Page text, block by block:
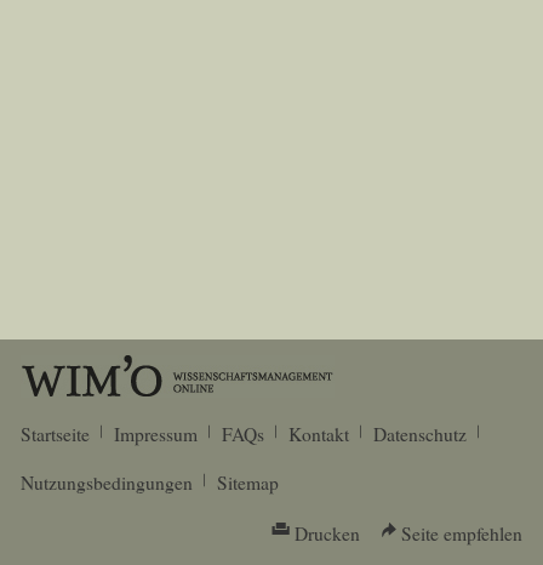
Startseite Impressum FAQs Kontakt
Datenschutz
Nutzungsbedingungen
Sitemap
Drucken Seite empfehlen